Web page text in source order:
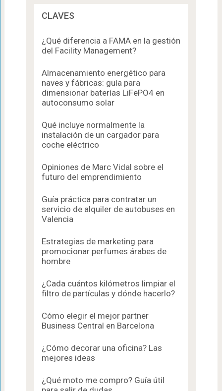
CLAVES
¿Qué diferencia a FAMA en la gestión
del Facility Management?
Almacenamiento energético para
naves y fábricas: guía para
dimensionar baterías LiFePO4 en
autoconsumo solar
Qué incluye normalmente la
instalación de un cargador para
coche eléctrico
Opiniones de Marc Vidal sobre el
futuro del emprendimiento
Guía práctica para contratar un
servicio de alquiler de autobuses en
Valencia
Estrategias de marketing para
promocionar perfumes árabes de
hombre
¿Cada cuántos kilómetros limpiar el
filtro de partículas y dónde hacerlo?
Cómo elegir el mejor partner
Business Central en Barcelona
¿Cómo decorar una oficina? Las
mejores ideas
¿Qué moto me compro? Guía útil